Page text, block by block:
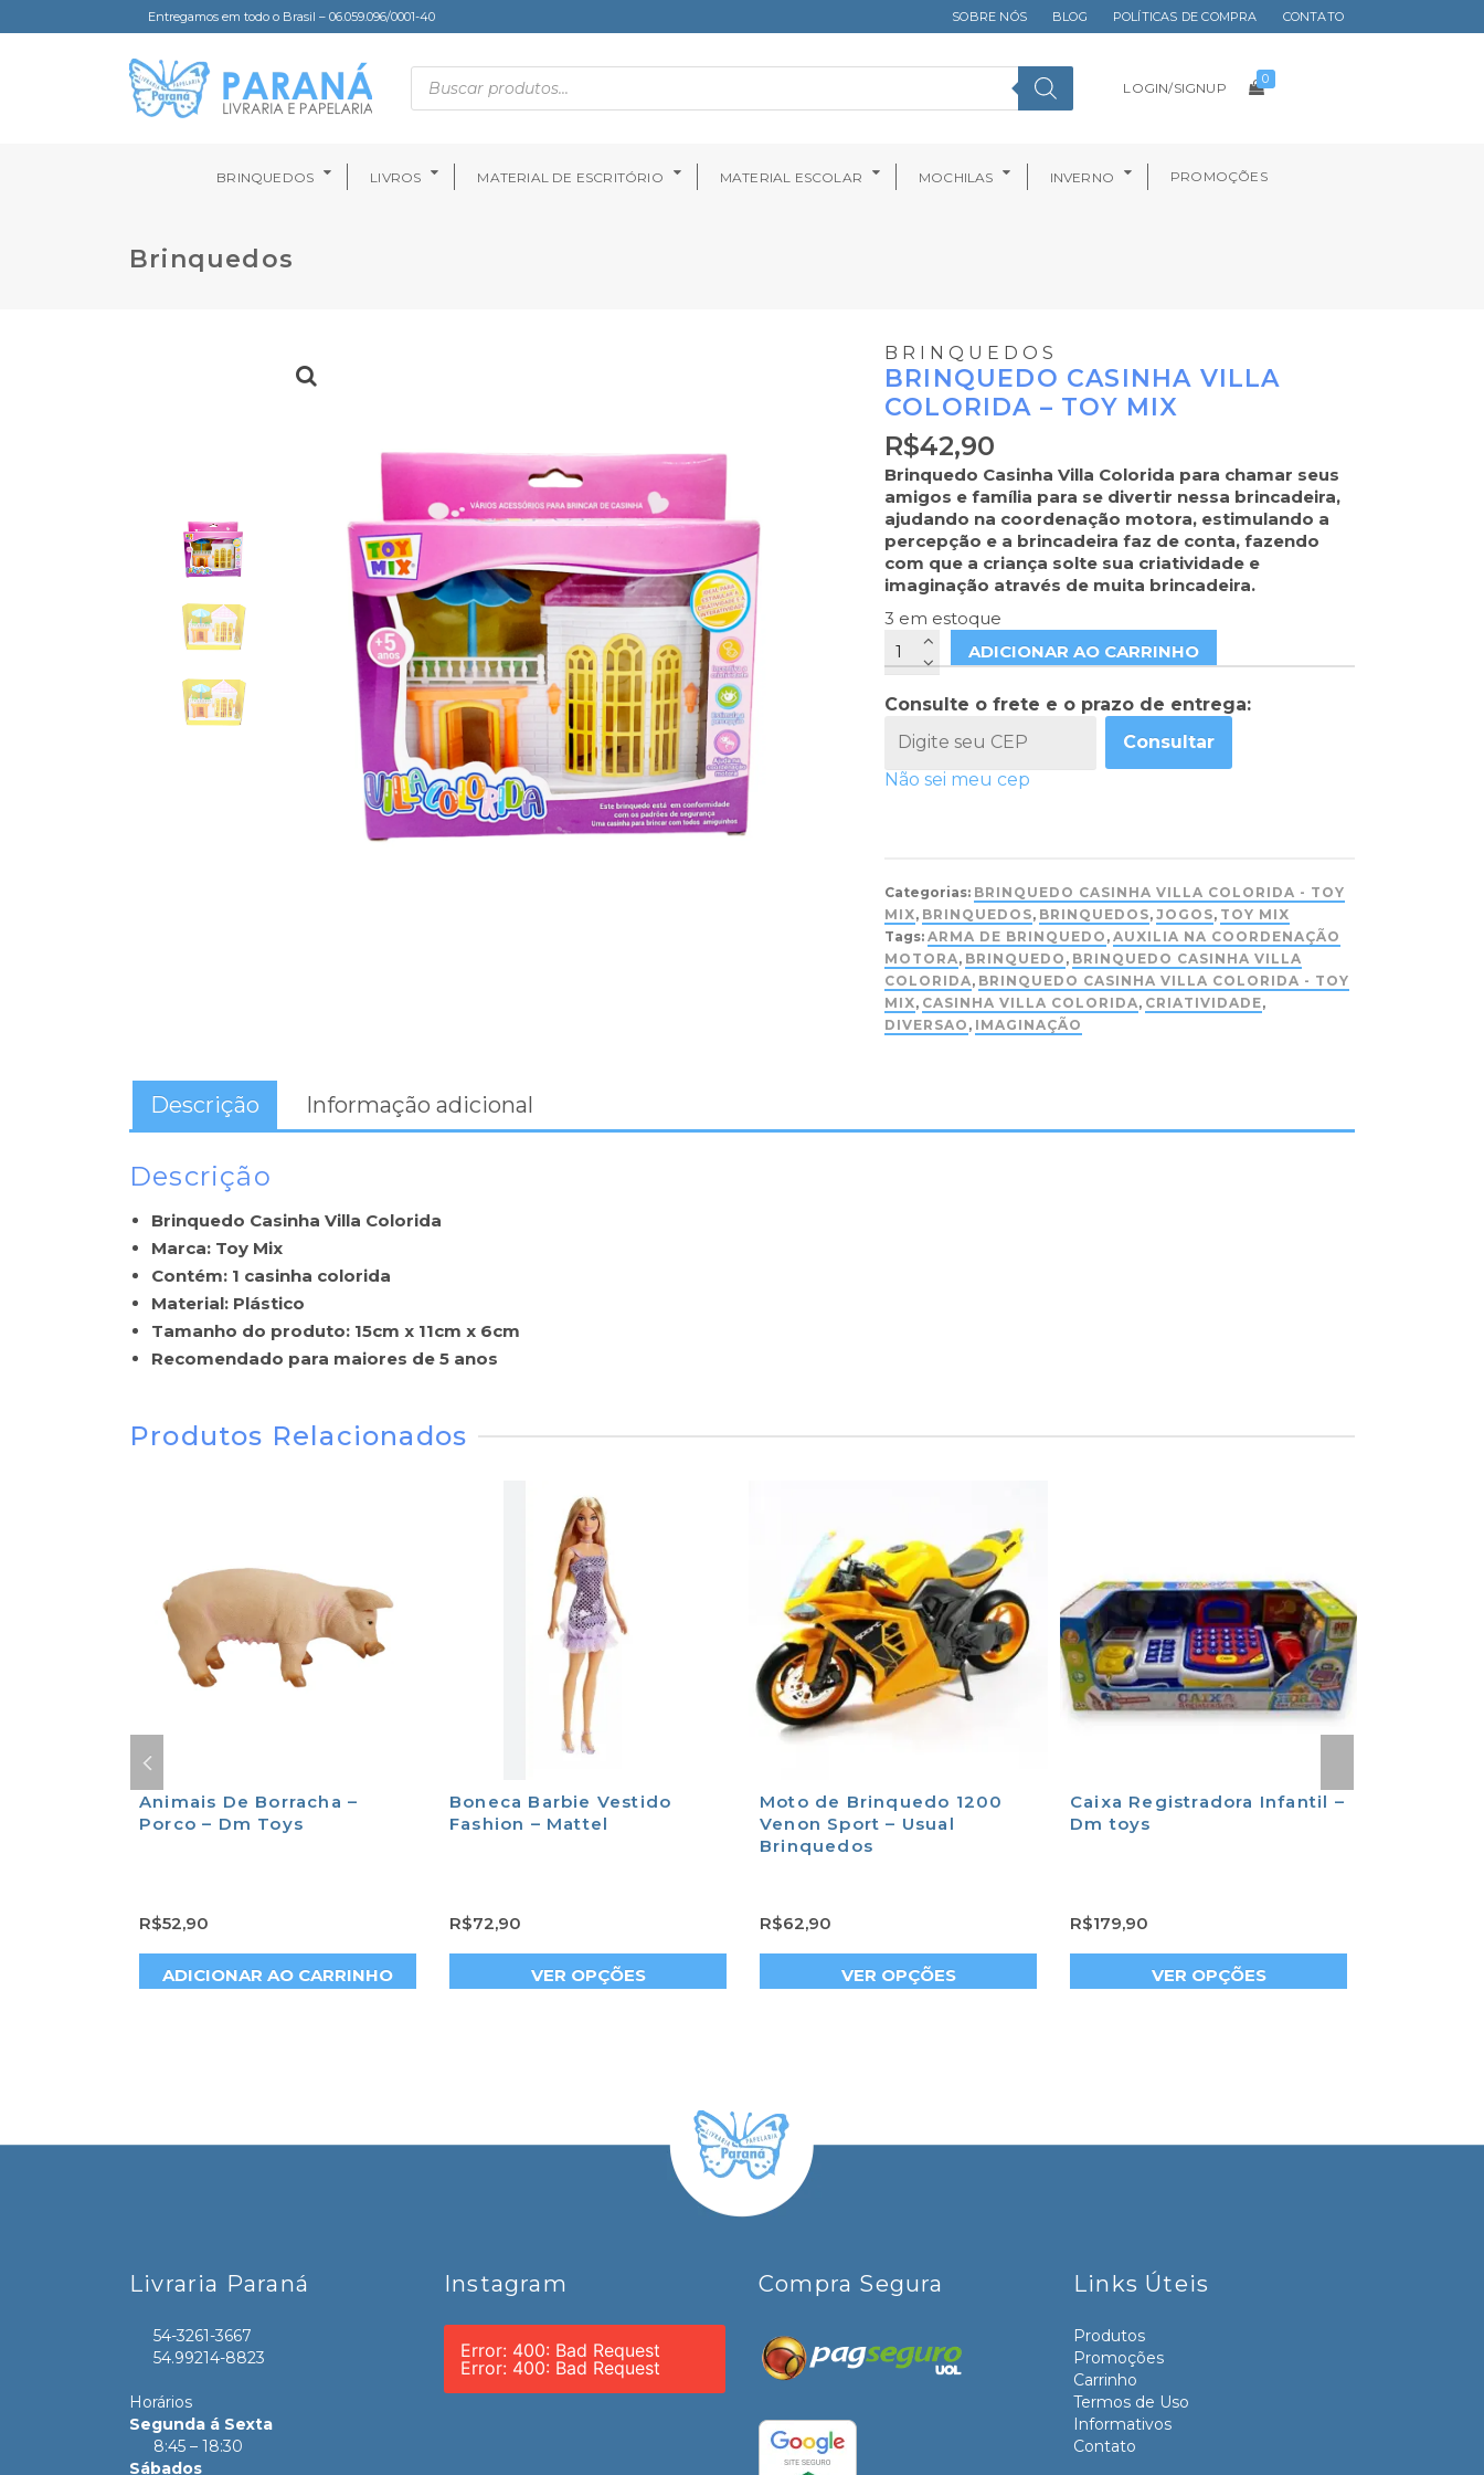
Entregamos em todo o Brasil – 06.059.096/0001-40 SOBRE NÓS BLOG POLÍTICAS DE COMPRA CONTATO
LOGIN/SIGNUP
0
BRINQUEDOS LIVROS MATERIAL DE ESCRITÓRIO MATERIAL ESCOLAR MOCHILAS INVERNO PROMOÇÕES
Brinquedos
BRINQUEDOS
BRINQUEDO CASINHA VILLA
COLORIDA – TOY MIX
R$42,90
Brinquedo Casinha Villa Colorida para chamar seus
amigos e família para se divertir nessa brincadeira,
ajudando na coordenação motora, estimulando a
percepção e a brincadeira faz de conta, fazendo
com que a criança solte sua criatividade e
imaginação através de muita brincadeira.
3 em estoque
ADICIONAR AO CARRINHO
Consulte o frete e o prazo de entrega:
Consultar
Não sei meu cep
Categorias: BRINQUEDO CASINHA VILLA COLORIDA - TOY
MIX, BRINQUEDOS, BRINQUEDOS, JOGOS, TOY MIX
Tags: ARMA DE BRINQUEDO , AUXILIA NA COORDENAÇÃO
MOTORA, BRINQUEDO , BRINQUEDO CASINHA VILLA
COLORIDA, BRINQUEDO CASINHA VILLA COLORIDA - TOY
MIX, CASINHA VILLA COLORIDA, CRIATIVIDADE,
DIVERSAO , IMAGINAÇÃO
Descrição Informação adicional
Descrição
Brinquedo Casinha Villa Colorida
Marca: Toy Mix
Contém: 1 casinha colorida
Material: Plástico
Tamanho do produto: 15cm x 11cm x 6cm
Recomendado para maiores de 5 anos
Produtos Relacionados
Animais De Borracha –
Porco – Dm Toys
R$52,90
ADICIONAR AO CARRINHO
Boneca Barbie Vestido
Fashion – Mattel
R$72,90
VER OPÇÕES
Moto de Brinquedo 1200
Venon Sport – Usual
Brinquedos
R$62,90
VER OPÇÕES
Caixa Registradora Infantil –
Dm toys
R$179,90
VER OPÇÕES
Livraria Paraná
54-3261-3667
54.99214-8823
Horários
Segunda á Sexta
8:45 – 18:30
Sábados
Instagram
Error: 400: Bad Request
Error: 400: Bad Request
Compra Segura Links Úteis
Produtos
Promoções
Carrinho
Termos de Uso
Informativos
Contato